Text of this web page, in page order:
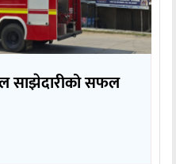
साझेदारीको सफल